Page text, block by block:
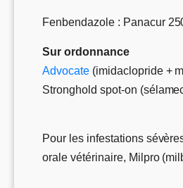
Fenbendazole : Panacur
Sur ordonnance
Advocate(imidaclopride +
Stronghold spot-on
Pour les infestations
orale vétérinaire, Milpro